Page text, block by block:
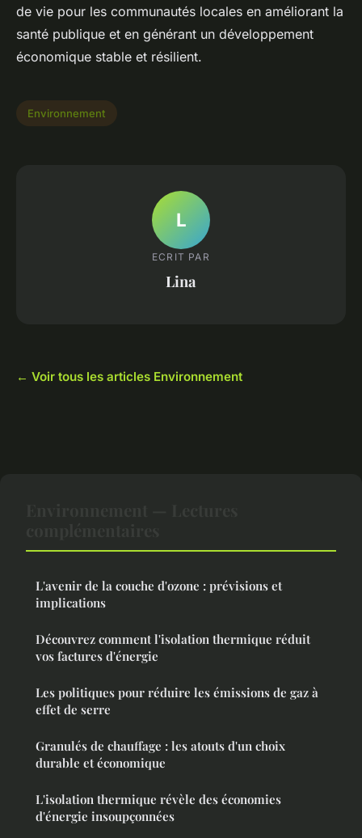
de vie pour les communautés locales en améliorant la
santé publique et en générant un développement
économique stable et résilient.
Environnement
L
ECRIT PAR
Lina
← Voir tous les articles Environnement
L'avenir de la couche d'ozone : prévisions et
implications
Découvrez comment l'isolation thermique réduit
vos factures d'énergie
Les politiques pour réduire les émissions de gaz à
effet de serre
Granulés de chauffage : les atouts d'un choix
durable et économique
L'isolation thermique révèle des économies
d'énergie insoupçonnées